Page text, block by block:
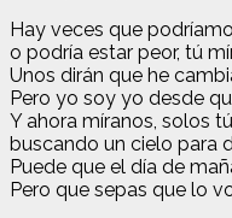
Hay veces que
o podría estar peor, tú
Unos dirán que he
Pero yo soy yo desde
Y ahora míranos, solos
buscando un cielo para
Puede que el día de
Pero que sepas que lo